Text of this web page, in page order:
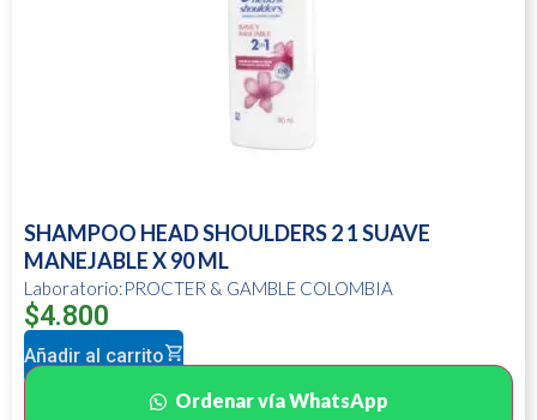
SHAMPOO HEAD SHOULDERS 2 1 SUAVE
MANEJABLE X 90 ML
Laboratorio:PROCTER & GAMBLE COLOMBIA
$4.800
Añadir al carrito
Ordenar vía WhatsApp